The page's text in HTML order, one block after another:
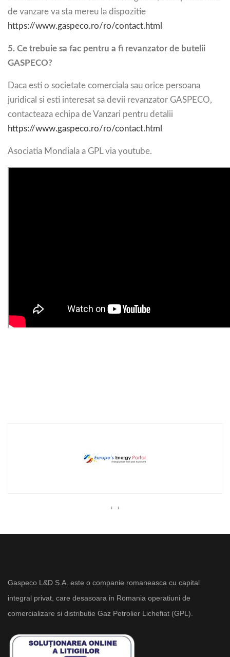
de vanzare va sta mereu la dispozitie
https://www.gaspeco.ro/ro/contact.html
5. Ce trebuie sa fac pentru a fi revanzator de butelii
GASPECO?
Daca esti o societate comerciala sau orice persoana
juridical si esti interesat sa devii revanzator GASPECO,
contacteaza echipa de Vanzari pentru detalii
https://www.gaspeco.ro/ro/contact.html
Asociatia Mondiala a GPL via youtube.
‹ ›
Gaspeco L&D S.A. este o companie romaneasca cu capital
integral privat, care desasoara in Romania operatiuni de
comercializare si distributie Gaz Petrolier Lichefiat (GPL).